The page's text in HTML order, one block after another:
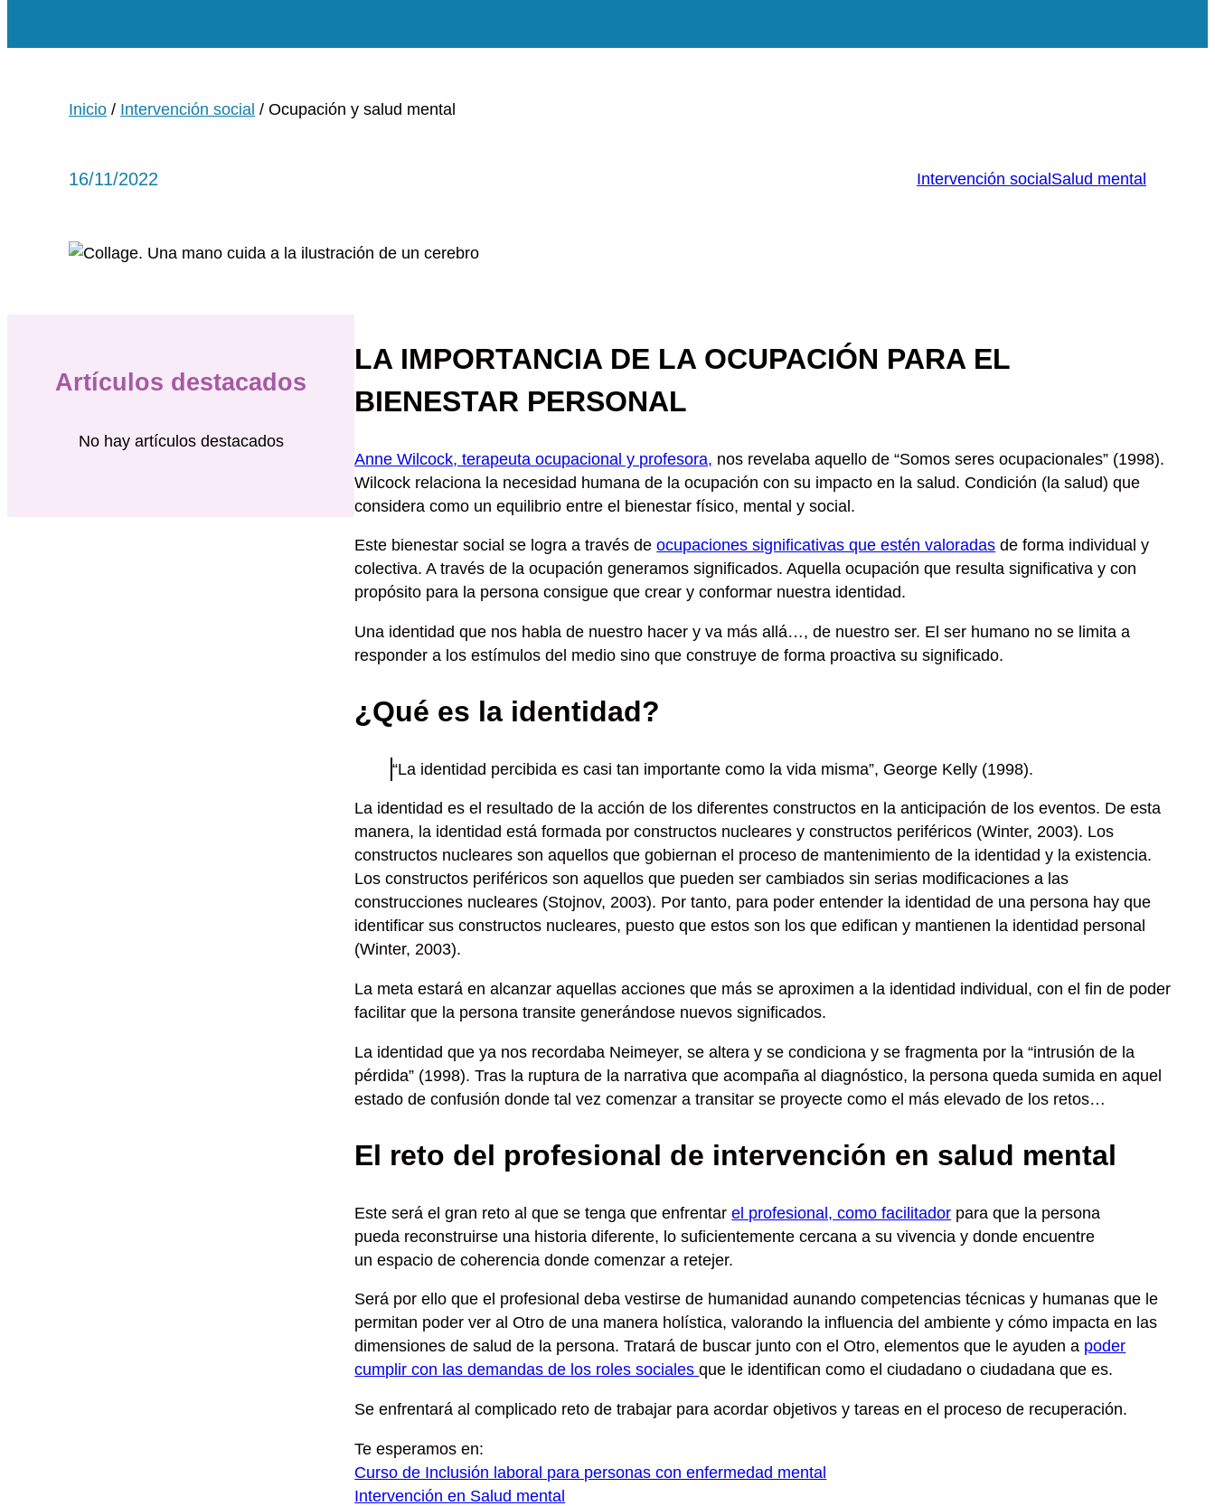
Inicio / Intervención social / Ocupación y salud mental
16/11/2022 Intervención social Salud mental
LA IMPORTANCIA DE LA OCUPACIÓN PARA EL
BIENESTAR PERSONAL
Anne Wilcock, terapeuta ocupacional y profesora, nos revelaba aquello de“Somos seres ocupacionales” (1998).
Wilcock relaciona la necesidad humana de la ocupación con su impacto en la salud. Condición (la salud) que
considera como unequilibrio entre el bienestar físico, mental y social.
Este bienestar social se logra a través deocupaciones significativas que estén valoradas de forma individual y
colectiva. A través de la ocupación generamos significados. Aquella ocupación que resulta significativa y con
propósito para la persona consigue que crear y conformar nuestra identidad.
Una identidad que nos habla de nuestro hacer y va más allá…, de nuestro ser. El ser humano no se limita a
responder a los estímulos del medio sino que construye de forma proactiva su significado.
¿Qué es la identidad?
“La identidad percibida es casi tan importante como la vida misma”, George Kelly (1998).
La identidad es el resultado de la acción de los diferentes constructos en la anticipación de los eventos. De esta
manera, la identidad está formada porconstructos nucleares y constructos periféricos (Winter, 2003). Los
constructos nucleares son aquellos que gobiernan el proceso de mantenimiento de la identidad y la existencia.
Los constructos periféricos son aquellos que pueden ser cambiados sin serias modificaciones a las
construcciones nucleares (Stojnov, 2003). Por tanto, para poder entender la identidad de una persona hay que
identificar sus constructos nucleares, puesto que estos son los que edifican y mantienen la identidad personal
(Winter, 2003).
La meta estará enalcanzar aquellas acciones que más se aproximen a la identidad individual, con el fin de poder
facilitar que la persona transite generándose nuevos significados.
La identidad que ya nos recordaba Neimeyer, se altera y se condiciona y se fragmenta por la“intrusión de la
pérdida” (1998). Tras la ruptura de la narrativa que acompaña al diagnóstico, la persona queda sumida en aquel
estado de confusión donde tal vez comenzar a transitar se proyecte como el más elevado de los retos…
El reto del profesional de intervención en salud mental
Este será elgran reto al que se tenga que enfrentarel profesional, como facilitador para que la persona
pueda reconstruirse una historia diferente, lo suficientementecercana a su vivenciay donde encuentre
unespacio de coherencia donde comenzar a retejer.
Será por ello que el profesional debavestirse de humanidad aunando competencias técnicas y humanas que le
permitan poder ver al Otro de una manera holística, valorando la influencia del ambiente y cómo impacta en las
dimensiones de salud de la persona. Tratará de buscar junto con el Otro, elementos que le ayuden a poder
cumplir con las demandas de los roles socialesque le identifican como el ciudadano o ciudadana que es.
Se enfrentará al complicado reto detrabajar para acordar objetivos y tareas en el proceso de recuperación.
Te esperamos en:
Curso de Inclusión laboral para personas con enfermedad mental
Intervención en Salud mental
Artículos destacados
No hay artículos destacados